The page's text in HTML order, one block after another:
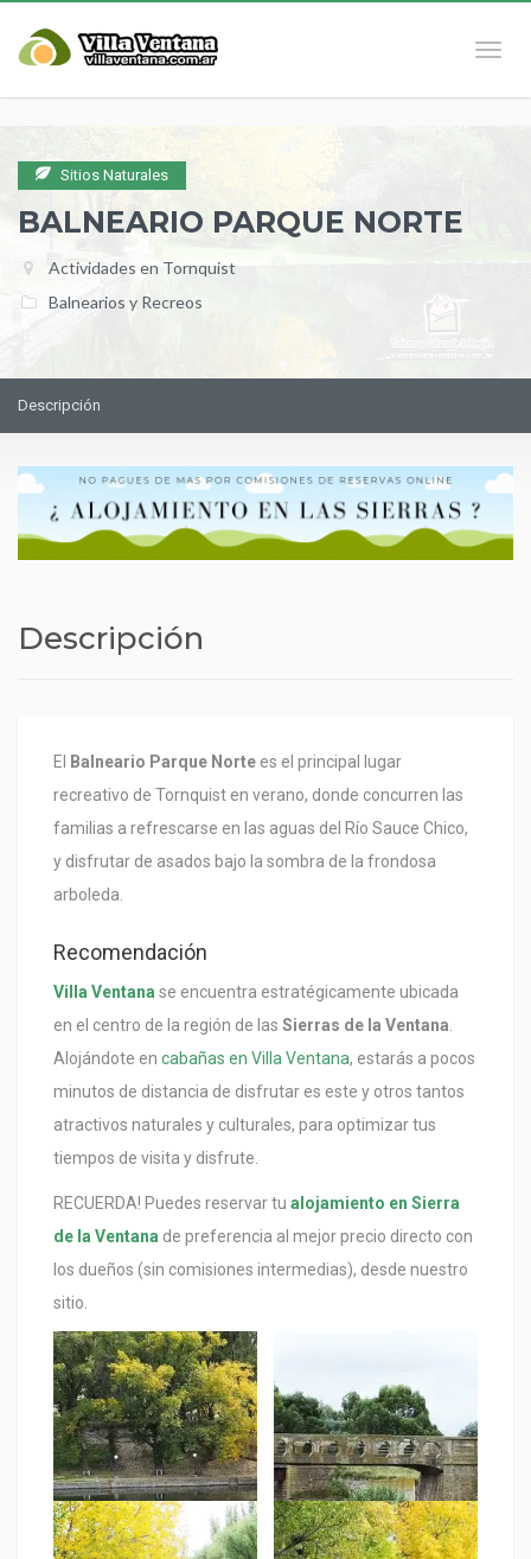
Sitios Naturales
BALNEARIO PARQUE NORTE
Actividades en Tornquist
Balnearios y Recreos
Descripción
Descripción
El Balneario Parque Norte es el principal lugar
recreativo de Tornquist en verano, donde concurren las
familias a refrescarse en las aguas del Río Sauce Chico,
y disfrutar de asados bajo la sombra de la frondosa
arboleda.
Recomendación
Villa Ventana se encuentra estratégicamente ubicada
en el centro de la región de las Sierras de la Ventana
Alojándote en cabañas en Villa Ventana, estarás a pocos
minutos de distancia de disfrutar es este y otros tantos
atractivos naturales y culturales, para optimizar tus
tiempos de visita y disfrute.
RECUERDA! Puedes reservar tu alojamiento en Sierra
de la Ventana de preferencia al mejor precio directo con
los dueños (sin comisiones intermedias), desde nuestro
sitio.